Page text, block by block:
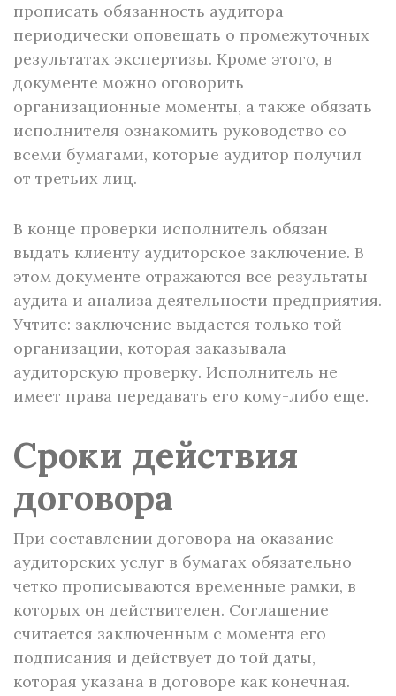
прописать обязанность аудитора
периодически оповещать о промежуточных
результатах экспертизы. Кроме этого, в
документе можно оговорить
организационные моменты, а также обязать
исполнителя ознакомить руководство со
всеми бумагами, которые аудитор получил
от третьих лиц.
В конце проверки исполнитель обязан
выдать клиенту аудиторское заключение. В
этом документе отражаются все результаты
аудита и анализа деятельности предприятия.
Учтите: заключение выдается только той
организации, которая заказывала
аудиторскую проверку. Исполнитель не
имеет права передавать его кому-либо еще.
Сроки действия
договора
При составлении договора на оказание
аудиторских услуг в бумагах обязательно
четко прописываются временные рамки, в
которых он действителен. Соглашение
считается заключенным с момента его
подписания и действует до той даты,
которая указана в договоре как конечная.